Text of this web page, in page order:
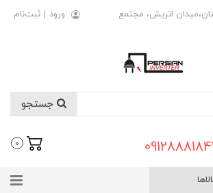
اتریش، مجتمع
ورود | ثبت‌نام
0